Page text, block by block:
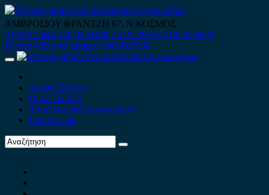
Skip
to
content
ΑΜΒΡΟΣΙΟΥ ΦΡΑΝΤΖΗ 67, Ν.ΚΟΣΜΟΣ
210 9012444 210 9239148 210 9238158 210 9026839
Κινητό-Viber-whatsapp : 6980507900
Primary
Αρχική Σελίδα
Ποιοί είμαστε
Ανταλλακτικά Αυτοκινήτων
Επικοινωνία